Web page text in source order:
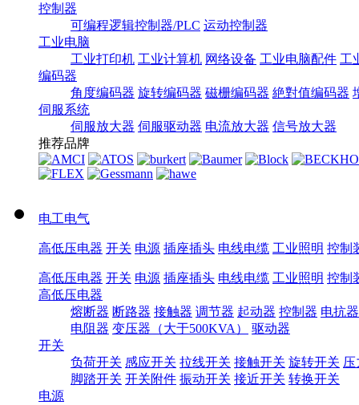
控制器
可编程逻辑控制器/PLC 运动控制器
工业电脑
工业打印机 工业计算机 网络设备 工业电脑配件 工
编码器
角度编码器 旋转编码器 磁栅编码器 絶對值编码器
伺服系统
伺服放大器 伺服驱动器 电流放大器 信号放大器
推荐品牌
电工电气
高低压电器 开关 电源 插座插头 电线电缆 工业照明 控制
高低压电器 开关 电源 插座插头 电线电缆 工业照明 控制
高低压电器
熔断器 断路器 接触器 调节器 起动器 控制器 电抗器
电阻器 变压器（大于500KVA）
驱动器
开关
负荷开关 感应开关 拉线开关 接触开关 旋转开关 压
脚踏开关 开关附件 振动开关 接近开关 转换开关
电源